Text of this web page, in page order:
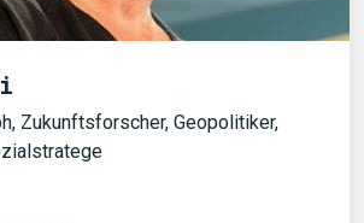
Zukunftsforscher, Geopolitiker,